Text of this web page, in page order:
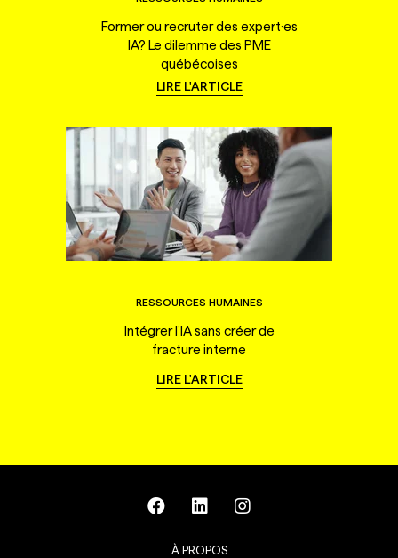
Former ou recruter des expert·es
IA? Le dilemme des PME
québécoises
LIRE L'ARTICLE
RESSOURCES HUMAINES
Intégrer l’IA sans créer de
fracture interne
LIRE L'ARTICLE
À PROPOS